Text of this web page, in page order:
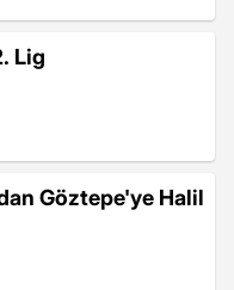
Lig
Göztepe'ye Halil